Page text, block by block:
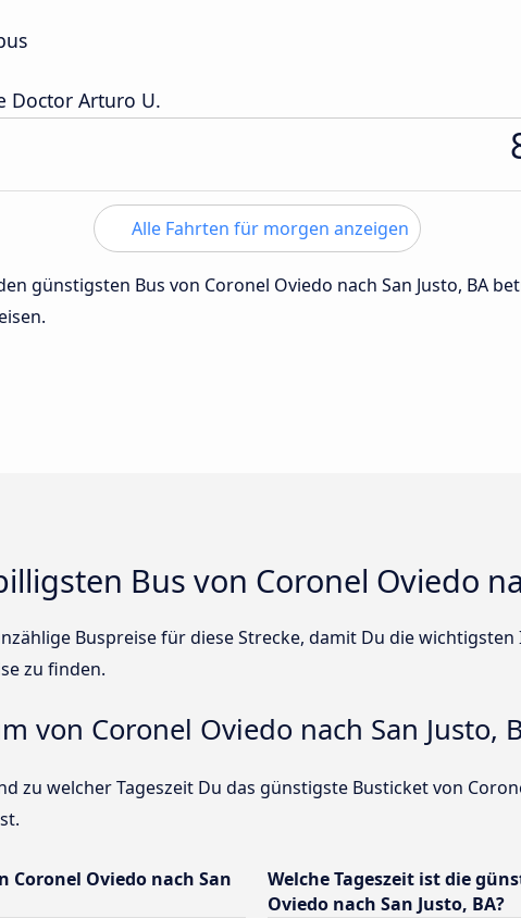
Doctor Arturo U.
Alle Fahrten für morgen anzeigen
günstigsten Bus von Coronel Oviedo nach San Justo, BA
Bus von Coronel Oviedo
Buspreise für diese Strecke, damit Du die
zu finden.
von Coronel Oviedo nach San Justo,
zu welcher Tageszeit Du das günstigste Busticket von
Coronel Oviedo nach San
Welche Tageszeit ist die
Oviedo nach San Justo, BA?